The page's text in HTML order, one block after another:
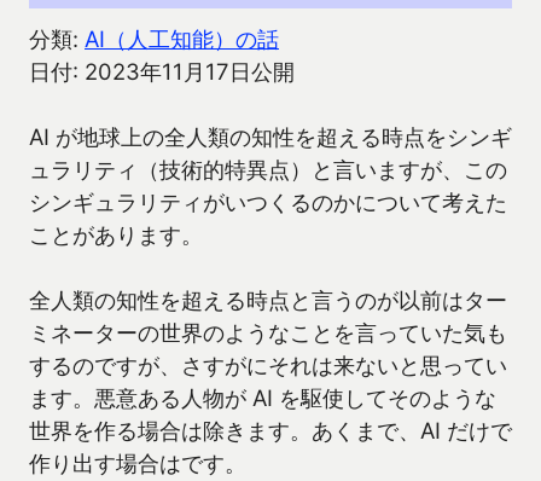
分類: AI（人工知能）の話
日付: 2023年11月17日公開
AI が地球上の全人類の知性を超える時点をシンギ
ュラリティ（技術的特異点）と言いますが、この
シンギュラリティがいつくるのかについて考えた
ことがあります。
全人類の知性を超える時点と言うのが以前はター
ミネーターの世界のようなことを言っていた気も
するのですが、さすがにそれは来ないと思ってい
ます。悪意ある人物が AI を駆使してそのような
世界を作る場合は除きます。あくまで、AI だけで
作り出す場合はです。